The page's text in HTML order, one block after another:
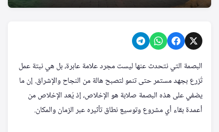
البصمة التي نتحدث عنها ليست مجرد علامة عابرة، بل هي نبتة عمل
تُزرع بجهد مستمر حتى تنمو لتصبح هالة من النجاح والإشراق. إن ما
يضفي على هذه البصمة صلابة هو الإخلاص، إذ يُعد الإخلاص من
أعمدة بقاء أي مشروع وتوسيع نطاق تأثيره عبر الزمان والمكان.